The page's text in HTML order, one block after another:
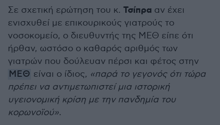
Σε σχετική ερώτηση του κ. Τσίπρα αν έχει
ενισχυθεί με επικουρικούς γιατρούς το
νοσοκομείο, ο διευθυντής της ΜΕΘ είπε ότι
ήρθαν, ωστόσο ο καθαρός αριθμός των
γιατρών που δούλευαν πέρσι και φέτος στην
ΜΕΘ είναι ο ίδιος, «παρά το γεγονός ότι τώρα
πρέπει να αντιμετωπιστεί μια ιστορική
υγειονομική κρίση με την πανδημία του
κορωνοϊού».